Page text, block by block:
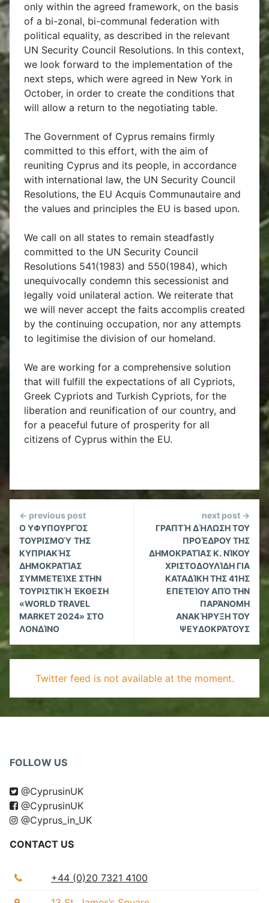
only within the agreed framework, on the basis
of a bi-zonal, bi-communal federation with
political equality, as described in the relevant
UN Security Council Resolutions. In this context,
we look forward to the implementation of the
next steps, which were agreed in New York in
October, in order to create the conditions that
will allow a return to the negotiating table.
The Government of Cyprus remains firmly
committed to this effort, with the aim of
reuniting Cyprus and its people, in accordance
with international law, the UN Security Council
Resolutions, the EU Acquis Communautaire and
the values and principles the EU is based upon.
We call on all states to remain steadfastly
committed to the UN Security Council
Resolutions 541(1983) and 550(1984), which
unequivocally condemn this secessionist and
legally void unilateral action. We reiterate that
we will never accept the faits accomplis created
by the continuing occupation, nor any attempts
to legitimise the division of our homeland.
We are working for a comprehensive solution
that will fulfill the expectations of all Cypriots,
Greek Cypriots and Turkish Cypriots, for the
liberation and reunification of our country, and
for a peaceful future of prosperity for all
citizens of Cyprus within the EU.
Continue
Reading
← previous post
Ο ΥΦΥΠΟΥΡΓΌΣ
ΤΟΥΡΙΣΜΟΎ ΤΗΣ
ΚΥΠΡΙΑΚΉΣ
ΔΗΜΟΚΡΑΤΊΑΣ
ΣΥΜΜΕΤΕΊΧΕ ΣΤΗΝ
ΤΟΥΡΙΣΤΙΚΉ ΈΚΘΕΣΗ
«WORLD TRAVEL
MARKET 2024» ΣΤΟ
ΛΟΝΔΊΝΟ
next post →
ΓΡΑΠΤΉ ΔΉΛΩΣΗ ΤΟΥ
ΠΡΟΈΔΡΟΥ ΤΗΣ
ΔΗΜΟΚΡΑΤΊΑΣ Κ. ΝΊΚΟΥ
ΧΡΙΣΤΟΔΟΥΛΊΔΗ ΓΙΑ
ΚΑΤΑΔΊΚΗ ΤΗΣ 41ΗΣ
ΕΠΕΤΕΊΟΥ ΑΠΌ ΤΗΝ
ΠΑΡΆΝΟΜΗ
ΑΝΑΚΉΡΥΞΗ ΤΟΥ
ΨΕΥΔΟΚΡΆΤΟΥΣ
Twitter feed is not available at the moment.
FOLLOW US
@CyprusinUK
@CyprusinUK
@Cyprus_in_UK
CONTACT US
+44 (0)20 7321 4100